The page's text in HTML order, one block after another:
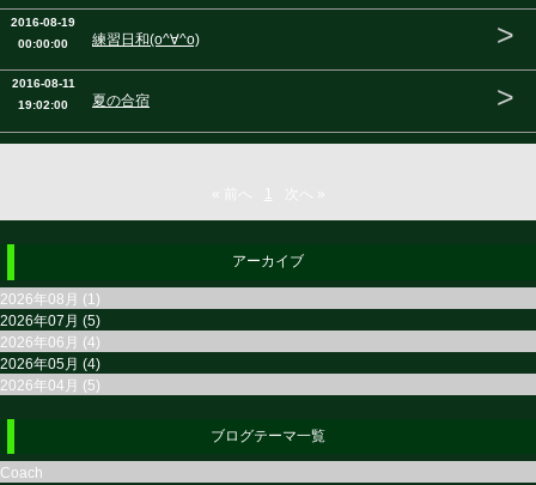
2016-08-19
00:00:00
練習日和(o^∀^o) >
2016-08-11
19:02:00
夏の合宿 >
1
アーカイブ
2026年08月 (1)
2026年07月 (5)
2026年06月 (4)
2026年05月 (4)
2026年04月 (5)
ブログテーマ一覧
Coach